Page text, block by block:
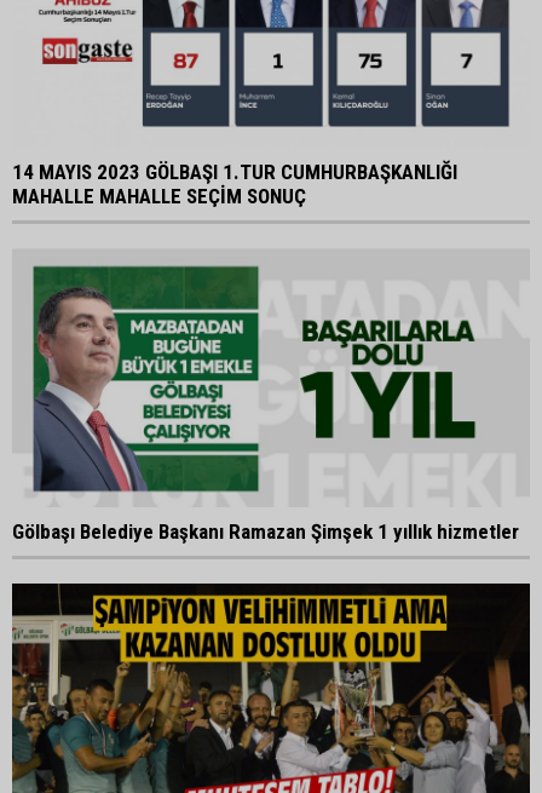
14 MAYIS 2023 GÖLBAŞI 1.TUR CUMHURBAŞKANLIĞI
MAHALLE MAHALLE SEÇİM SONUÇ
Gölbaşı Belediye Başkanı Ramazan Şimşek 1 yıllık hizmetler